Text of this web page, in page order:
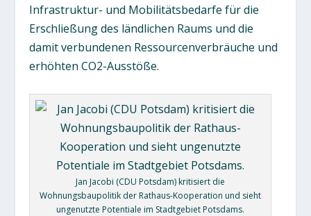
Infrastruktur- und Mobilitätsbedarfe für die
Erschließung des ländlichen Raums und die
damit verbundenen Ressourcenverbräuche und
erhöhten CO2-Ausstöße.
Jan Jacobi (CDU Potsdam) kritisiert die
Wohnungsbaupolitik der Rathaus-Kooperation und sieht
ungenutzte Potentiale im Stadtgebiet Potsdams.